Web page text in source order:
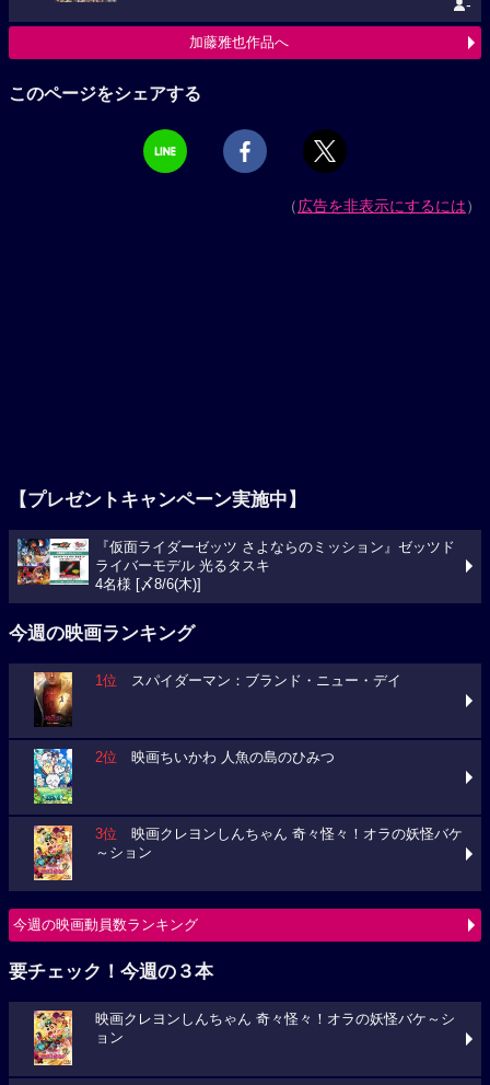
-
加藤雅也作品へ
このページをシェアする
（広告を非表示にするには）
【プレゼントキャンペーン実施中】
『仮面ライダーゼッツ さよならのミッション』ゼッツド
ライバーモデル 光るタスキ
4名様 [〆8/6(木)]
今週の映画ランキング
1位 スパイダーマン：ブランド・ニュー・デイ
2位 映画ちいかわ 人魚の島のひみつ
3位 映画クレヨンしんちゃん 奇々怪々！オラの妖怪バケ
～ション
今週の映画動員数ランキング
要チェック！今週の３本
映画クレヨンしんちゃん 奇々怪々！オラの妖怪バケ～シ
ョン